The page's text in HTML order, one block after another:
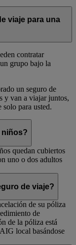
viaje para una
contratar
grupo bajo la
un seguro de
y van a viajar juntos,
solo para usted.
niños?
quedan cubiertos
uno o dos adultos
de viaje?
de su póliza
de
de la póliza está
local basándose